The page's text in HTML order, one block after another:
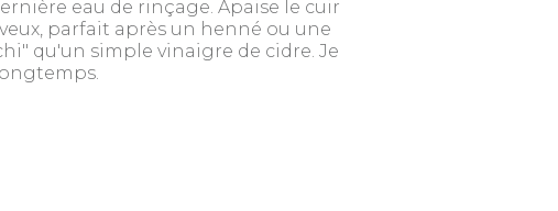
eau de rinçage. Apaise le cuir
parfait après un henné ou une
qu'un simple vinaigre de cidre. Je